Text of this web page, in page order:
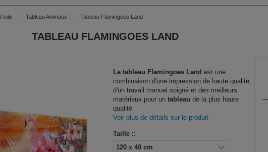
toile Tableau Animaux Tableau Flamingoes Land
TABLEAU FLAMINGOES LAND
Le tableau Flamingoes Land est une
combinaison d'une impression de haute qualité,
d'un travail manuel soigné et des meilleurs
matériaux pour un tableau de la plus haute
qualité
Voir plus de détails sur le produit
Taille ::